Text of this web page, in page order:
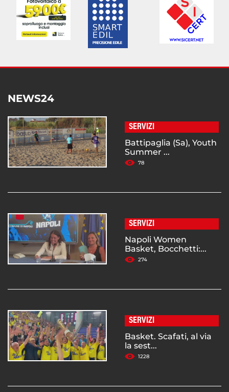
NEWS24
SERVIZI
Battipaglia (Sa), Youth
Summer ...
78
SERVIZI
Napoli Women
Basket, Bocchetti:...
274
SERVIZI
Basket. Scafati, al via
la sest...
1228